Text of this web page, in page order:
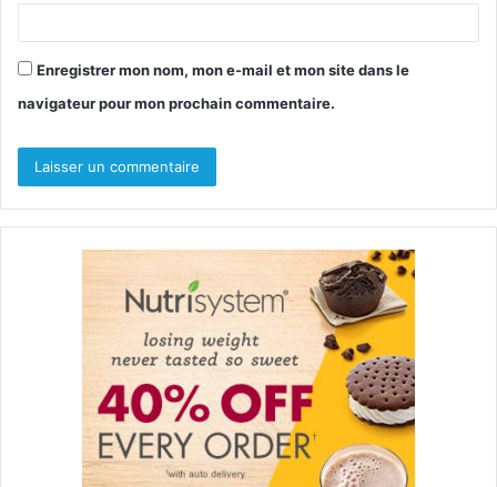
Enregistrer mon nom, mon e-mail et mon site dans le
navigateur pour mon prochain commentaire.